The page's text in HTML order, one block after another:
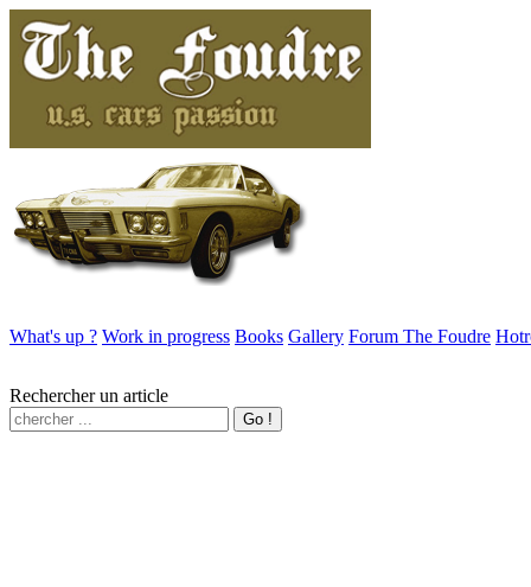
What's up ? Work in progress Books Gallery Forum The Foudre
Rechercher un article